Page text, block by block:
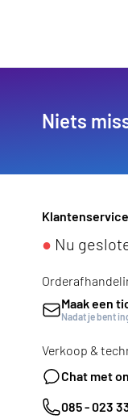
Niets
Klantenservice
● Nu
Maak een
Nadat je bent
Verkoop &
Chat met
085 - 023